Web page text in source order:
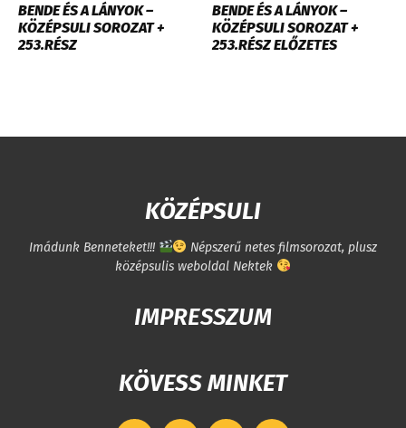
BENDE ÉS A LÁNYOK –
KÖZÉPSULI SOROZAT +
253.RÉSZ
BENDE ÉS A LÁNYOK –
KÖZÉPSULI SOROZAT +
253.RÉSZ ELŐZETES
KÖZÉPSULI
Imádunk Benneteket!!!
Népszerű netes filmsorozat, plusz
középsulis weboldal Nektek
IMPRESSZUM
KÖVESS MINKET